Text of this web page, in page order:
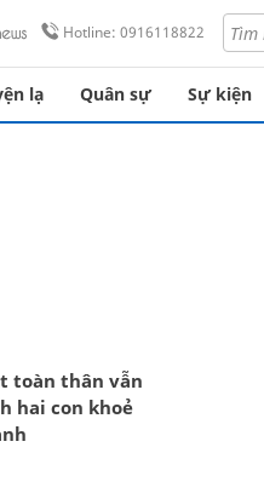
Hotline: 0916118822
lạ Quân sự Sự kiện
toàn thân vẫn
hai con khoẻ